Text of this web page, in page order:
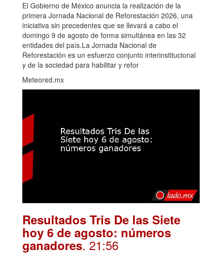
El Gobierno de México anuncia la realización de la
primera Jornada Nacional de Reforestación 2026, una
iniciativa sin precedentes que se llevará a cabo el
domingo 9 de agosto de forma simultánea en las 32
entidades del país.La Jornada Nacional de
Reforestación es un esfuerzo conjunto interinstitucional
y de la sociedad para habilitar y refor
Meteored.mx
Resultados Tris De las Siete
hoy 6 de agosto: números
ganadores. 21:56